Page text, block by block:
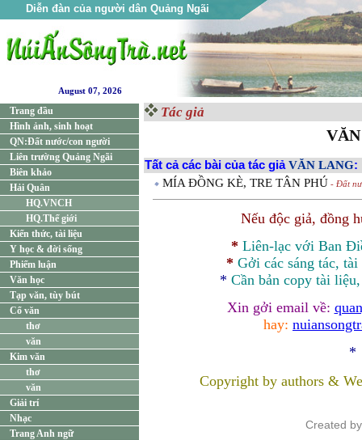
Diễn đàn của người dân Quảng Ngãi
August 07, 2026
Trang đầu
Hình ảnh, sinh hoạt
QN:Đất nước/con người
Liên trường Quảng Ngãi
Biên khảo
Hải Quân
HQ.VNCH
HQ.Thế giới
Kiến thức, tài liệu
Y học & đời sống
Phiếm luận
Văn học
Tạp văn, tùy bút
Cổ văn
thơ
văn
Kim văn
thơ
văn
Giải trí
Nhạc
Trang Anh ngữ
Tác giả
Tất cả các bài của tác giảVĂN LANG:
MÍA ĐỒNG KÈ, TRE TÂN PHÚ - Đất
Nếu độc giả, đồng
* Liên-lạc với Ban
* Gởi các sáng tác,
* Cần bản copy tài
Xin gởi email về:
hay:
*
Copyright by authors &
Created